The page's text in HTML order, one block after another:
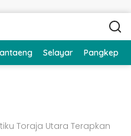
Selayar Pangkep
Toraja Utara Terapkan